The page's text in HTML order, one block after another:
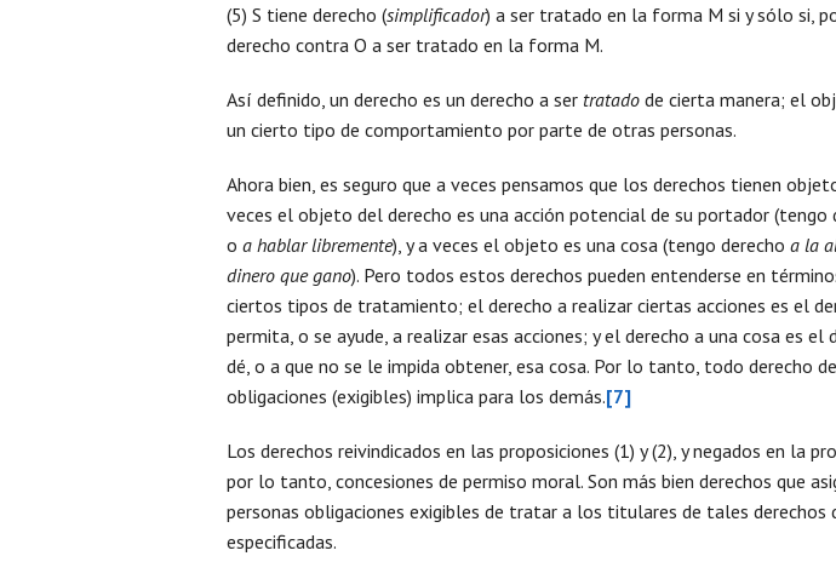
(5) S tiene derecho (simplificador) a ser tratado en la forma M si y sólo si,
derecho contra O a ser tratado en la forma M.
Así definido, un derecho es un derecho a ser tratado de cierta manera; el
un cierto tipo de comportamiento por parte de otras personas.
Ahora bien, es seguro que a veces pensamos que los derechos tienen
veces el objeto del derecho es una acción potencial de su portador (tengo
o a hablar libremente), y a veces el objeto es una cosa (tengo derecho a la
dinero que gano). Pero todos estos derechos pueden entenderse en
ciertos tipos de tratamiento; el derecho a realizar ciertas acciones es el
permita, o se ayude, a realizar esas acciones; y el derecho a una cosa es el
dé, o a que no se le impida obtener, esa cosa. Por lo tanto, todo derecho
obligaciones (exigibles) implica para los demás.[7]
Los derechos reivindicados en las proposiciones (1) y (2), y negados en la
por lo tanto, concesiones de permiso moral. Son más bien derechos que
personas obligaciones exigibles de tratar a los titulares de tales derechos
especificadas.